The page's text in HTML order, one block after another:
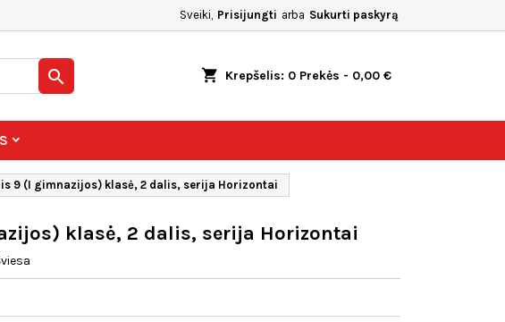
Sveiki, Prisijungti arba Sukurti paskyrą
shopping_cart Krepšelis: 0 Prekės - 0,00 €

9 (I gimnazijos) klasė, 2 dalis, serija Horizontai
klasė, 2 dalis, serija Horizontai